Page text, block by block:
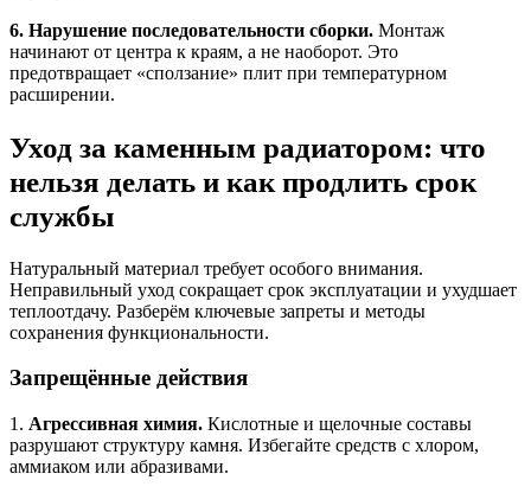
6. Нарушение последовательности сборки. Монтаж
начинают от центра к краям, а не наоборот. Это
предотвращает «сползание» плит при температурном
расширении.
Уход за каменным радиатором: что
нельзя делать и как продлить срок
службы
Натуральный материал требует особого внимания.
Неправильный уход сокращает срок эксплуатации и ухудшает
теплоотдачу. Разберём ключевые запреты и методы
сохранения функциональности.
Запрещённые действия
1. Агрессивная химия. Кислотные и щелочные составы
разрушают структуру камня. Избегайте средств с хлором,
аммиаком или абразивами.